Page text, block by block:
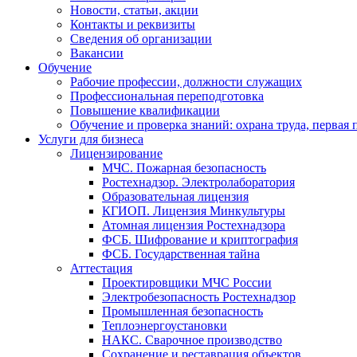
Новости, статьи, акции
Контакты и реквизиты
Сведения об организации
Вакансии
Обучение
Рабочие профессии, должности служащих
Профессиональная переподготовка
Повышение квалификации
Обучение и проверка знаний: охрана труда,
Услуги для бизнеса
Лицензирование
МЧС. Пожарная безопасность
Ростехнадзор. Электролаборатория
Образовательная лицензия
КГИОП. Лицензия Минкультуры
Атомная лицензия Ростехнадзора
ФСБ. Шифрование и криптография
ФСБ. Государственная тайна
Аттестация
Проектировщики МЧС России
Электробезопасность Ростехнадзор
Промышленная безопасность
Теплоэнергоустановки
НАКС. Сварочное производство
Сохранение и реставрация объектов